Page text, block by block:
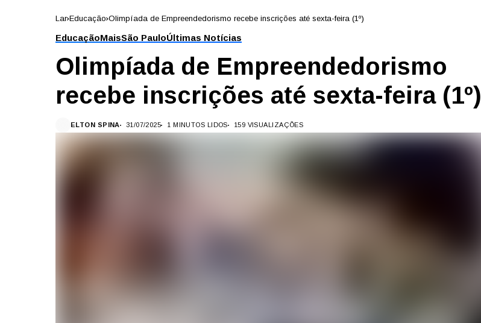
Lar Educação Olimpíada de Empreendedorismo recebe inscrições até sexta-feira (1º)
EducaçãoMaisSão PauloÚltimas Notícias
Olimpíada de Empreendedorismo
recebe inscrições até sexta-feira (1º)
ELTON SPINA 31/07/2025 1 MINUTOS LIDOS 159 VISUALIZAÇÕES